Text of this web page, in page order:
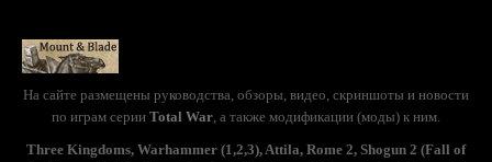
На сайте размещены руководства, обзоры, видео, скриншоты и новости
по играм серии Total War, а также модификации (моды) к ним.
Three Kingdoms, Warhammer (1,2,3), Attila, Rome 2, Shogun 2 (Fall of